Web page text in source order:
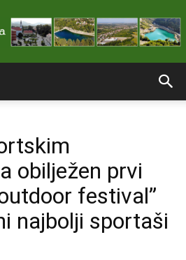
stranice
Grada
obilježen prvi
festival”
najbolji sportaši